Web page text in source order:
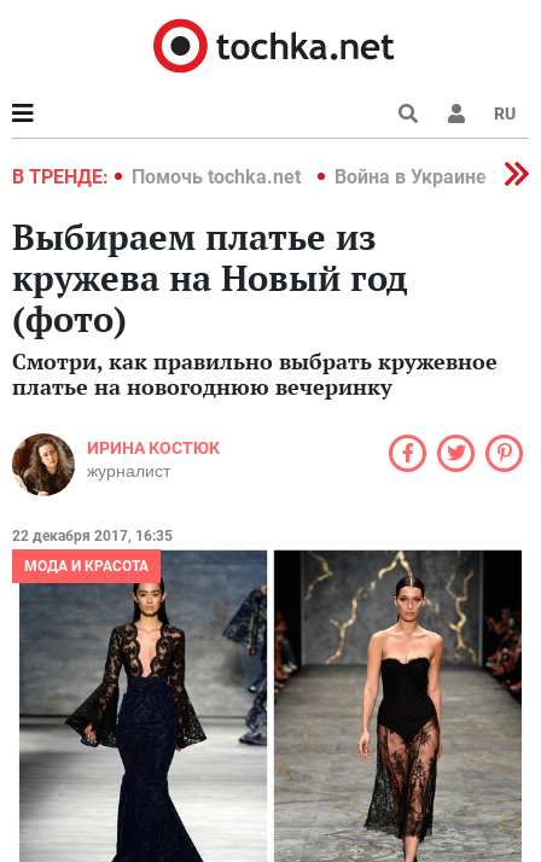
RU
В ТРЕНДЕ:
2022 Помочь tochka.net Война в Украине 2022
Выбираем платье из
кружева на Новый год
(фото)
Смотри, как правильно выбрать кружевное
платье на новогоднюю вечеринку
ИРИНА КОСТЮК
журналист
22 декабря 2017, 16:35
МОДА И КРАСОТА